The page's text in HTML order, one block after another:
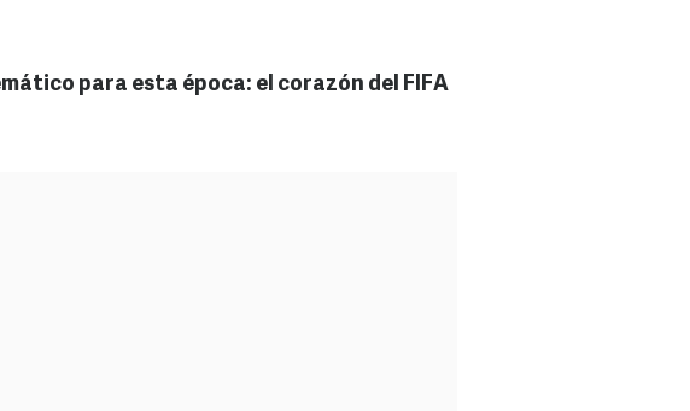
para esta época: el corazón del FIFA